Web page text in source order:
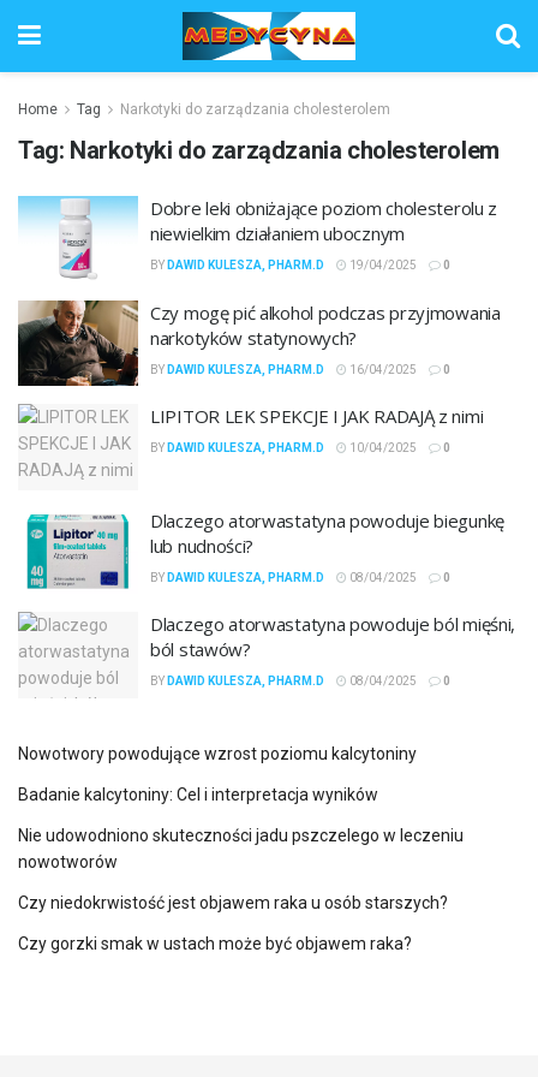
Home Tag Narkotyki do zarządzania cholesterolem
Tag: Narkotyki do zarządzania cholesterolem
Dobre leki obniżające poziom cholesterolu z
niewielkim działaniem ubocznym
BY DAWID KULESZA, PHARM.D 19/04/2025 0
Czy mogę pić alkohol podczas przyjmowania
narkotyków statynowych?
BY DAWID KULESZA, PHARM.D 16/04/2025 0
LIPITOR LEK SPEKCJE I JAK RADAJĄ z nimi
BY DAWID KULESZA, PHARM.D 10/04/2025 0
Dlaczego atorwastatyna powoduje biegunkę
lub nudności?
BY DAWID KULESZA, PHARM.D 08/04/2025 0
Dlaczego atorwastatyna powoduje ból mięśni,
ból stawów?
BY DAWID KULESZA, PHARM.D 08/04/2025 0
Nowotwory powodujące wzrost poziomu kalcytoniny
Badanie kalcytoniny: Cel i interpretacja wyników
Nie udowodniono skuteczności jadu pszczelego w leczeniu
nowotworów
Czy niedokrwistość jest objawem raka u osób starszych?
Czy gorzki smak w ustach może być objawem raka?